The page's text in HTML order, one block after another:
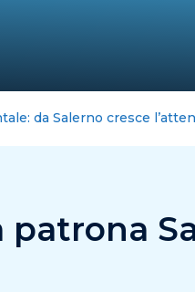
cittadini
patrona